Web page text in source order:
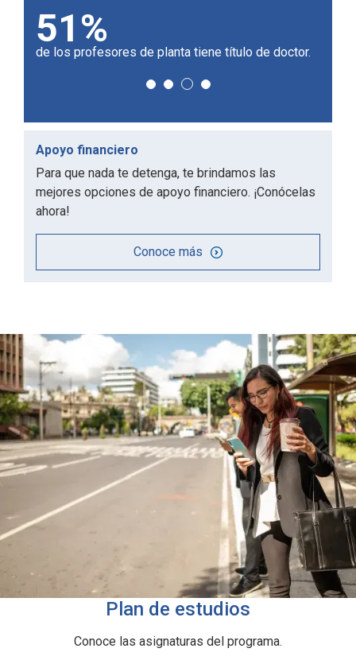
51%
de los profesores de planta tiene título de doctor.
Apoyo financiero
Para que nada te detenga, te brindamos las
mejores opciones de apoyo financiero. ¡Conócelas
ahora!
Conoce más
Plan de estudios
Conoce las asignaturas del programa.